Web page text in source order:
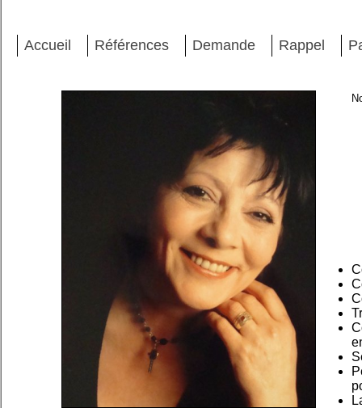
Accueil Références Demande Rappel